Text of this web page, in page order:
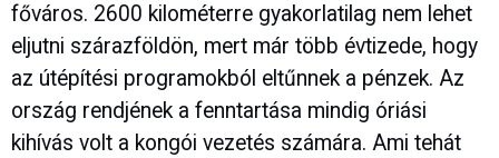
főváros. 2600 kilométerre gyakorlatilag nem lehet
eljutni szárazföldön, mert már több évtizede, hogy
az útépítési programokból eltűnnek a pénzek. Az
ország rendjének a fenntartása mindig óriási
kihívás volt a kongói vezetés számára. Ami tehát